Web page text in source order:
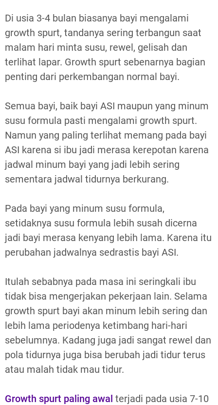
Di usia 3-4 bulan biasanya bayi mengalami
growth spurt, tandanya sering terbangun saat
malam hari minta susu, rewel, gelisah dan
terlihat lapar. Growth spurt sebenarnya bagian
penting dari perkembangan normal bayi.
Semua bayi, baik bayi ASI maupun yang minum
susu formula pasti mengalami growth spurt.
Namun yang paling terlihat memang pada bayi
ASI karena si ibu jadi merasa kerepotan karena
jadwal minum bayi yang jadi lebih sering
sementara jadwal tidurnya berkurang.
Pada bayi yang minum susu formula,
setidaknya susu formula lebih susah dicerna
jadi bayi merasa kenyang lebih lama. Karena itu
perubahan jadwalnya sedrastis bayi ASI.
Itulah sebabnya pada masa ini seringkali ibu
tidak bisa mengerjakan pekerjaan lain. Selama
growth spurt bayi akan minum lebih sering dan
lebih lama periodenya ketimbang hari-hari
sebelumnya. Kadang juga jadi sangat rewel dan
pola tidurnya juga bisa berubah jadi tidur terus
atau malah tidak mau tidur.
Growth spurt paling awal terjadi pada usia 7-10